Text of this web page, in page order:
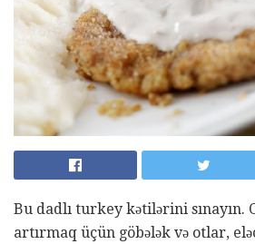
Bu dadlı turkey kətilərini sınayın.
artırmaq üçün göbələk və otlar,